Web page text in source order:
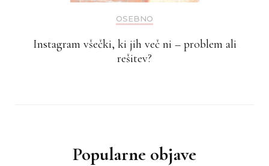
OSEBNO
Instagram všečki, ki jih več ni – problem ali
rešitev?
Popularne objave